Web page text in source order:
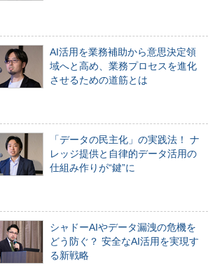
AI活用を業務補助から意思決定領
域へと高め、業務プロセスを進化
させるための道筋とは
「データの民主化」の実践法！ ナ
レッジ提供と自律的データ活用の
仕組み作りが“鍵”に
シャドーAIやデータ漏洩の危機を
どう防ぐ？ 安全なAI活用を実現す
る新戦略